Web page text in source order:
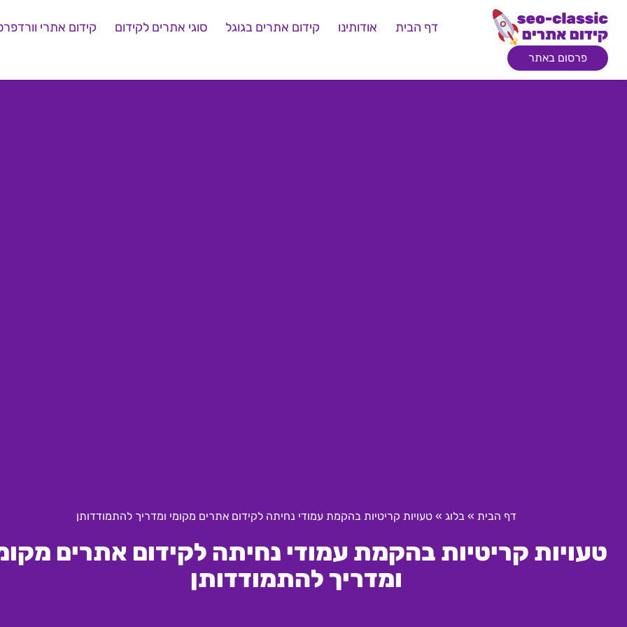
דף הבית אודותינו קידום אתרים בגוגל סוגי אתרים לקידום קידום אתרי
פרסום באתר
דף הבית »בלוג »טעויות קריטיות בהקמת עמודי נחיתה לקידום אתרים מקומי ומדריך להתמודדותן
טעויות קריטיות בהקמת עמודי נחיתה לקידום אתרים
ומדריך להתמודדותן